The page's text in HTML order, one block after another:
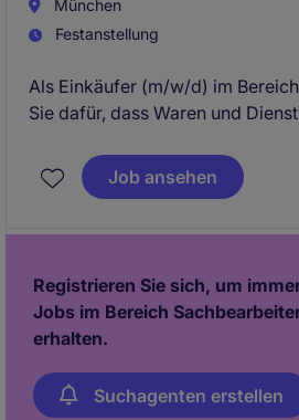
München
Festanstellung
Als Einkäufer (m/w/d) im
Sie dafür, dass Waren und
gewährleisten. Dabei
Einkaufsprozesse und tragen
Job ansehen
Registrieren Sie sich, um
Jobs im Bereich
erhalten.
Suchagenten erstellen